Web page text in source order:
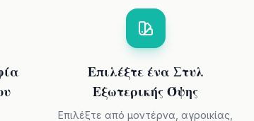
Επιλέξτε ένα Στυλ
Εξωτερικής Όψης
Επιλέξτε από μοντέρνα, αγροικίας,